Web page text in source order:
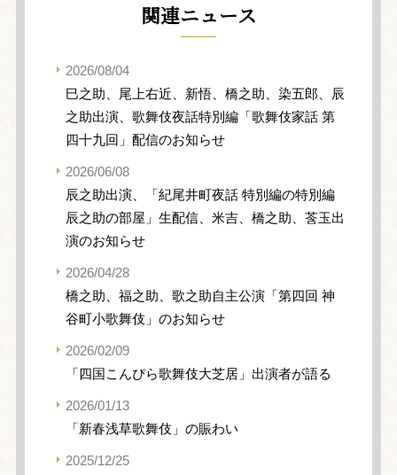
関連ニュース
2026/08/04
巳之助、尾上右近、新悟、橋之助、染五郎、辰
之助出演、歌舞伎夜話特別編「歌舞伎家話 第
四十九回」配信のお知らせ
2026/06/08
辰之助出演、「紀尾井町夜話 特別編の特別編
辰之助の部屋」生配信、米吉、橋之助、莟玉出
演のお知らせ
2026/04/28
橋之助、福之助、歌之助自主公演「第四回 神
谷町小歌舞伎」のお知らせ
2026/02/09
「四国こんぴら歌舞伎大芝居」出演者が語る
2026/01/13
「新春浅草歌舞伎」の賑わい
2025/12/25